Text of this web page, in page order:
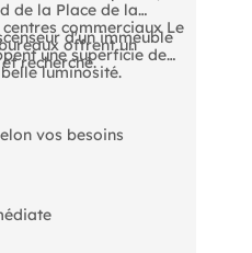
de la Place de la
commerciaux Le
offrent un
recherché.
d'un immeuble
une superficie de
luminosité.
vos besoins